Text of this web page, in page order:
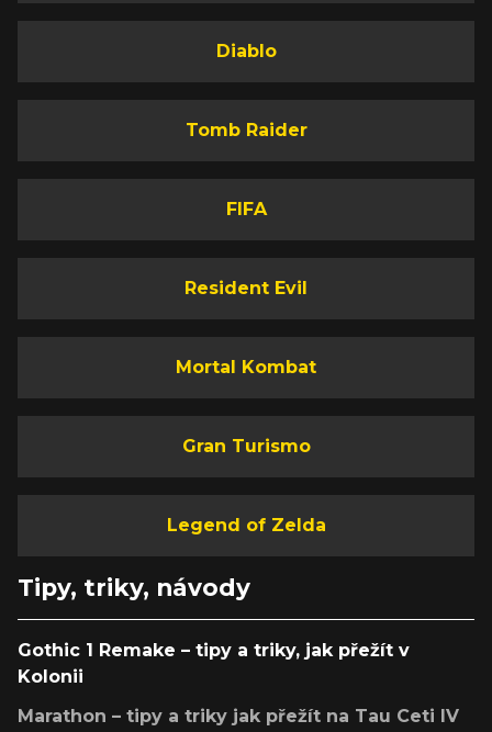
Diablo
Tomb Raider
FIFA
Resident Evil
Mortal Kombat
Gran Turismo
Legend of Zelda
Tipy, triky, návody
Gothic 1 Remake – tipy a triky, jak přežít v
Kolonii
Marathon – tipy a triky jak přežít na Tau Ceti IV